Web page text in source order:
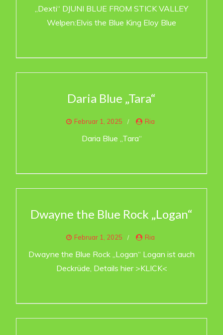
„Dexti“ DJUNI BLUE FROM STICK VALLEY
Welpen:Elvis the Blue King Eloy Blue
Daria Blue „Tara“
Februar 1, 2025 Ria
Daria Blue „Tara“
Dwayne the Blue Rock „Logan“
Februar 1, 2025 Ria
Dwayne the Blue Rock „Logan“ Logan ist auch
Deckrüde, Details hier >KLICK<